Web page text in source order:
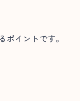
イントです。